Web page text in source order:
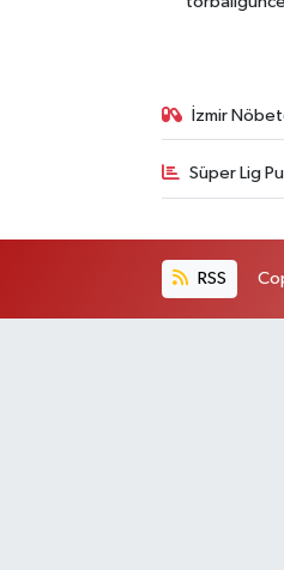
İzmir
Süper Lig
RSS